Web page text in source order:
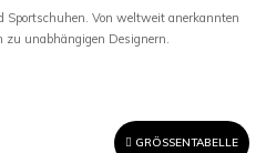
GRÖSSENTABELLE
Sportschuhen. Von weltweit anerkannten
zu unabhängigen Designern.